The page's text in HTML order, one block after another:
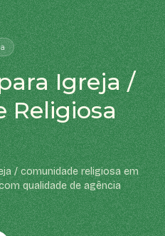
Igreja /
Religiosa
/ comunidade religiosa em
qualidade de agência